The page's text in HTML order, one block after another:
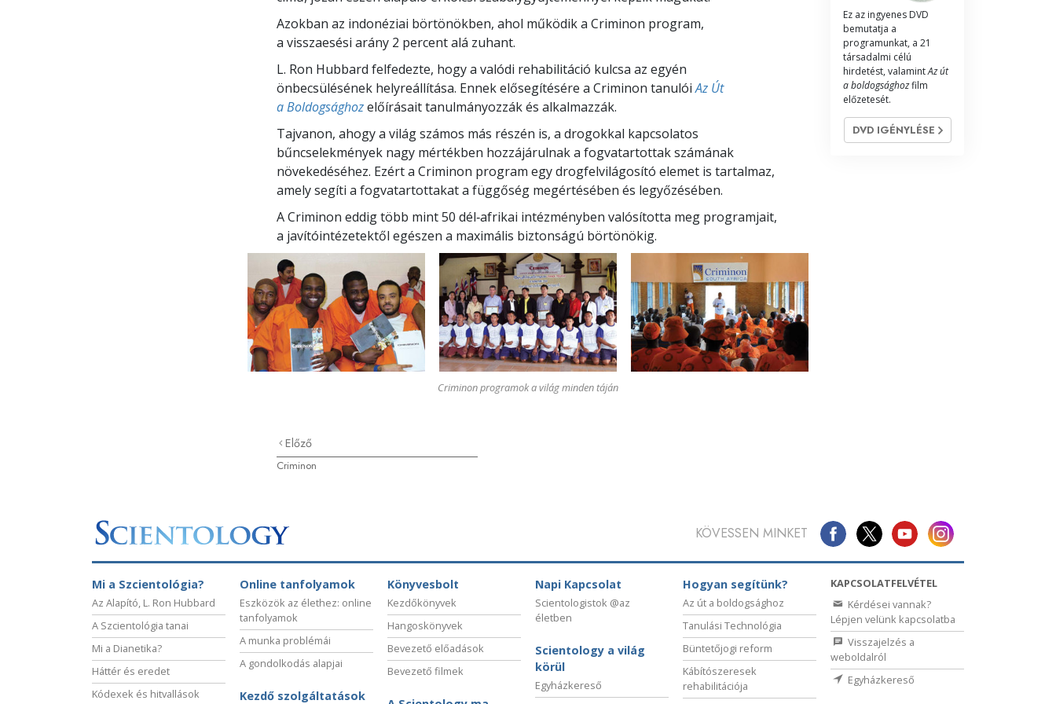
Mi a nagyság?
Megoldások a drogokra
Eszközök a munkahelyen
Az etika és az állapotok
Célok és célkitűzések
A tanulás technológiája
Kommunikáció
Azokban az indonéziai börtönökben, ahol működik a Criminon program,
a visszaesési arány 2 percentalá zuhant.
L. Ron Hubbard felfedezte, hogy a valódi rehabilitáció kulcsa az egyén
önbecsülésének helyreállítása. Ennek elősegítésére a Criminon tanulóiAz Út
a Boldogsághozelőírásait tanulmányozzák és alkalmazzák.
Tajvanon, ahogy a világ számos más részén is, a drogokkal kapcsolatos
bűncselekmények nagy mértékben hozzájárulnak a fogvatartottak számának
növekedéséhez. Ezért a Criminon program egy drogfelvilágosító elemet is tartalmaz,
amely segíti a fogvatartottakat a függőség megértésében és legyőzésében.
A Criminon eddig több mint50 dél‑afrikai intézményben valósította meg programjait,
a javítóintézetektől egészen a maximális biztonságú börtönökig.
Criminon programok a világ minden táján
Előző
Criminon
Ez az ingyenes DVD
bemutatja a
programunkat, a 21
társadalmi célú
hirdetést, valamintAz út
a boldogsághozfilm
előzetesét.
DVD IGÉNYLÉSE
KÖVESSEN MINKET
Mi a Szcientológia?
Az Alapító, L. Ron Hubbard
A Szcientológia tanai
Mi a Dianetika?
Háttér és eredet
Kódexek és hitvallások
Online tanfolyamok
Eszközök az élethez: online
tanfolyamok
A munka problémái
A gondolkodás alapjai
Kezdő szolgáltatások
Könyvesbolt
Kezdőkönyvek
Hangoskönyvek
Bevezető előadások
Bevezető filmek
Napi Kapcsolat
Scientologistok @az
életben
Scientology a világ
körül
Egyházkereső
Hogyan segítünk?
Az út a boldogsághoz
Tanulási Technológia
Büntetőjogi reform
Kábítószeresek
rehabilitációja
KAPCSOLATFELVÉTEL
Kérdései vannak?
Lépjen velünk kapcsolatba
Visszajelzés a
weboldalról
Egyházkereső